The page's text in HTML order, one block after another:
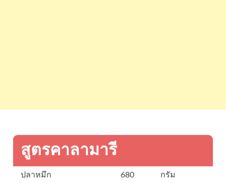
สูตรคาลามารี
ปลาหมึก 680 กรัม